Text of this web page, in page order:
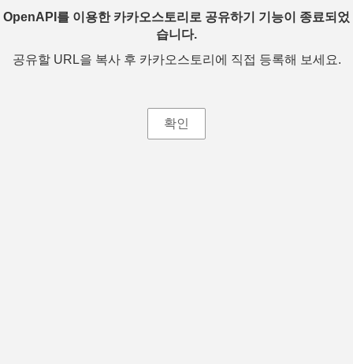
OpenAPI를 이용한 카카오스토리로 공유하기 기능이 종료되었
습니다.
공유할 URL을 복사 후 카카오스토리에 직접 등록해 보세요.
확인